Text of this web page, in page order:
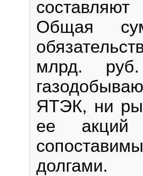
Общая
млрд.
ЯТЭК, ни
ее
долгами.